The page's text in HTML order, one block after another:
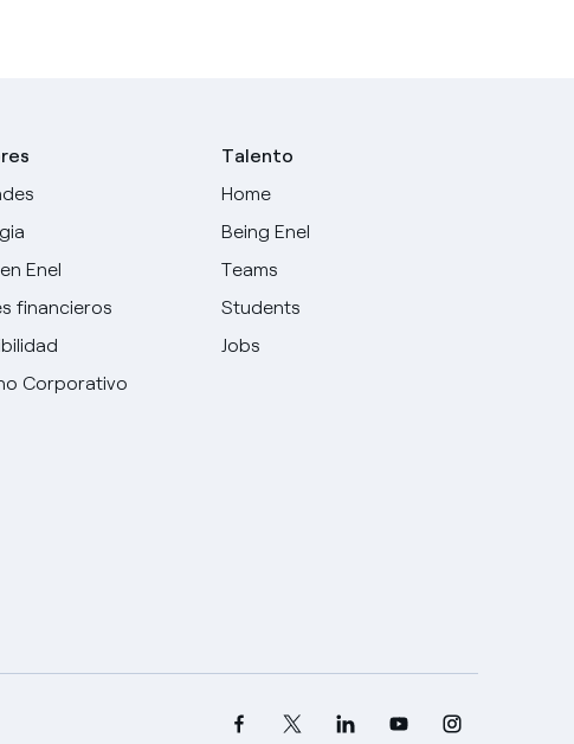
Enel
financieros
Corporativo
Talento
Home
Being Enel
Teams
Students
Jobs